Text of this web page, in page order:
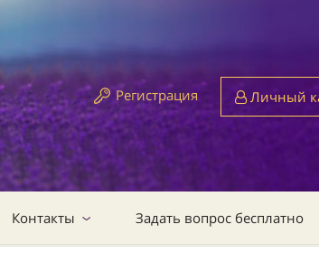
Регистрация Личный
Контакты Задать вопрос бесплатно